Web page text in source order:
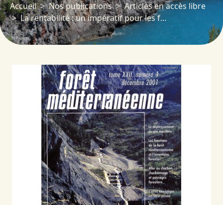
Accueil Nos publications
Articles en accès libre
La rentabilité : un impératif pour les forêts privées